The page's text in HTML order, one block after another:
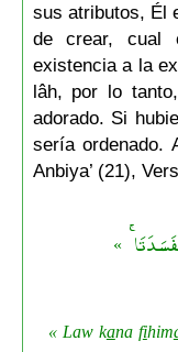
sus atributos, Él
de crear,
existencia a la
lâh, por lo
adorado. Si
sería ordenado.
Anbiya’ (21),
»
ana fihim
»